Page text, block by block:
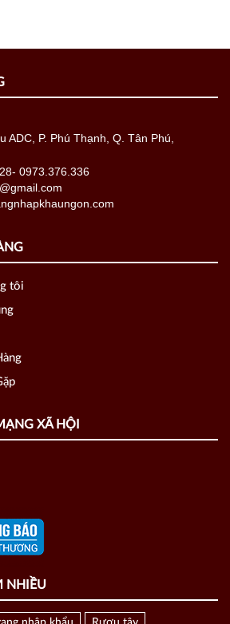
P. Phú Thạnh, Q. Tân Phú,
- 0973.376.336
tôi
XÃ HỘI
NHIỀU